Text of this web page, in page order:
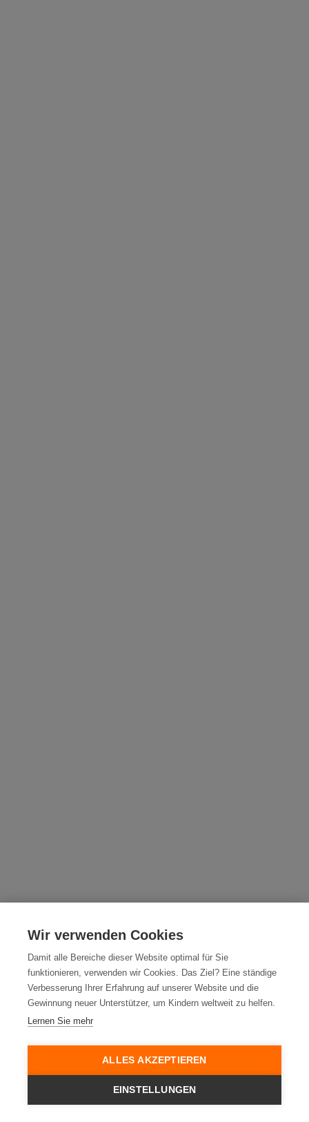
Wir verwenden Cookies
Damit alle Bereiche dieser Website optimal für Sie
funktionieren, verwenden wir Cookies. Das Ziel? Eine ständige
Verbesserung Ihrer Erfahrung auf unserer Website und die
Gewinnung neuer Unterstützer, um Kindern weltweit zu helfen.
Lernen Sie mehr
ALLES AKZEPTIEREN
EINSTELLUNGEN